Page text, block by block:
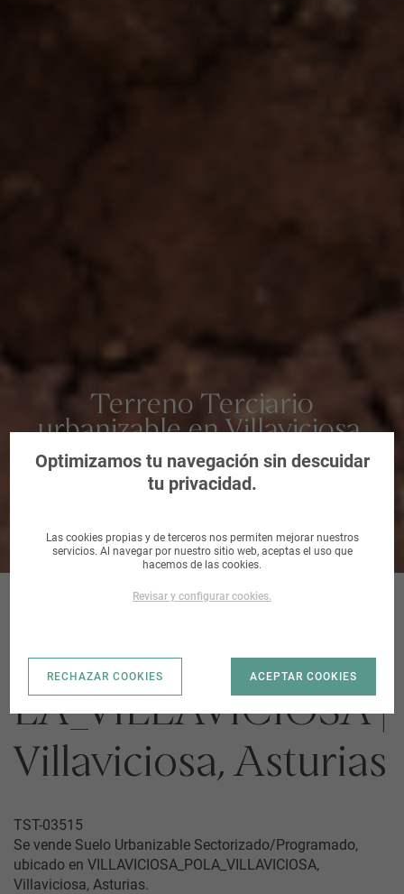
Terreno Terciario
urbanizable en Villaviciosa,
Asturias
VILLAVICIOSA_PO
LA_VILLAVICIOSA |
Villaviciosa, Asturias
TST-03515
Se vende Suelo Urbanizable Sectorizado/Programado,
ubicado en VILLAVICIOSA_POLA_VILLAVICIOSA,
Villaviciosa, Asturias.
Optimizamos tu navegación sin descuidar
tu privacidad.
Las cookies propias y de terceros nos permiten mejorar nuestros
servicios. Al navegar por nuestro sitio web, aceptas el uso que
hacemos de las cookies.
Revisar y configurar cookies.
RECHAZAR COOKIES ACEPTAR COOKIES